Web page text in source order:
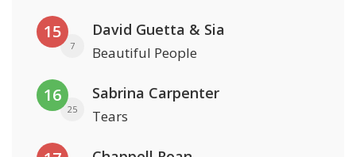
15
7
David Guetta & Sia
Beautiful People
16
25
Sabrina Carpenter
Tears